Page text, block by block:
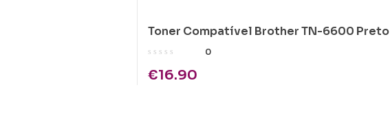
Toner Compatível Brother TN-6600 Preto
0
€16.90